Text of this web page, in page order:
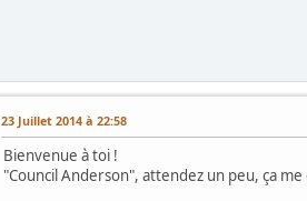
23 Juillet 2014 à 22:58
Bienvenue à toi !
"Council Anderson", attendez un peu, ça